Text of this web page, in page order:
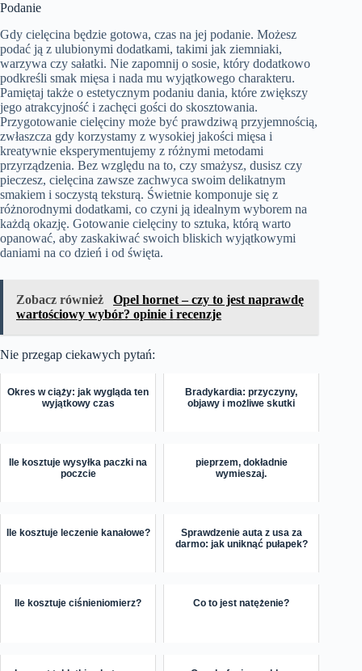
Podanie
Gdy cielęcina będzie gotowa, czas na jej podanie. Możesz
podać ją z ulubionymi dodatkami, takimi jak ziemniaki,
warzywa czy sałatki. Nie zapomnij o sosie, który dodatkowo
podkreśli smak mięsa i nada mu wyjątkowego charakteru.
Pamiętaj także o estetycznym podaniu dania, które zwiększy
jego atrakcyjność i zachęci gości do skosztowania.
Przygotowanie cielęciny może być prawdziwą przyjemnością,
zwłaszcza gdy korzystamy z wysokiej jakości mięsa i
kreatywnie eksperymentujemy z różnymi metodami
przyrządzenia. Bez względu na to, czy smażysz, dusisz czy
pieczesz, cielęcina zawsze zachwyca swoim delikatnym
smakiem i soczystą teksturą. Świetnie komponuje się z
różnorodnymi dodatkami, co czyni ją idealnym wyborem na
każdą okazję. Gotowanie cielęciny to sztuka, którą warto
opanować, aby zaskakiwać swoich bliskich wyjątkowymi
daniami na co dzień i od święta.
Zobacz również
Opel hornet – czy to jest naprawdę
wartościowy wybór? opinie i recenzje
Nie przegap ciekawych pytań:
Okres w ciąży: jak wygląda ten
wyjątkowy czas
Bradykardia: przyczyny,
objawy i możliwe skutki
Ile kosztuje wysyłka paczki na
poczcie
pieprzem, dokładnie
wymieszaj.
Ile kosztuje leczenie kanałowe?
Sprawdzenie auta z usa za
darmo: jak uniknąć pułapek?
Ile kosztuje ciśnieniomierz? Co to jest natężenie?